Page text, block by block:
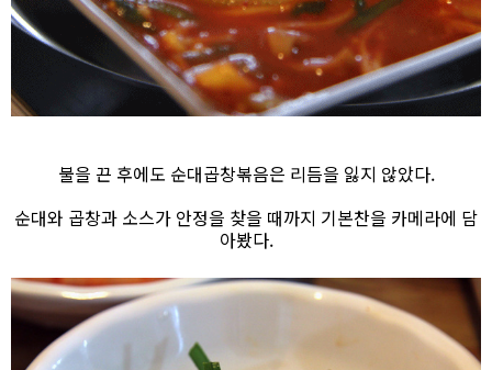
불을 끈 후에도 순대곱창볶음은 리듬을 잃지 않았다.
순대와 곱창과 소스가 안정을 찾을 때까지 기본찬을 카메라에 담
아봤다.